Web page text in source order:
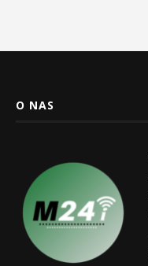
O NAS